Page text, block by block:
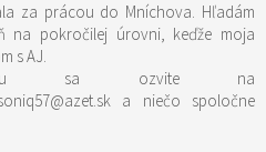
za prácou do Mníchova. Hľadám
na pokročilej úrovni, keďže moja
s AJ.
sa ozvite na
a niečo spoločne